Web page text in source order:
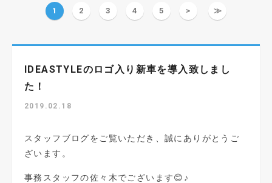
1 2 3 4 5 > ≫
IDEASTYLEのロゴ入り新車を導入致しまし
た！
2019.02.18
スタッフブログをご覧いただき、誠にありがとうご
ざいます。
事務スタッフの佐々木でございます😊♪